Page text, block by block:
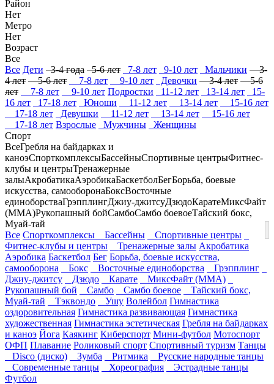
Район
Нет
Метро
Нет
Возраст
Все
Все Дети 3-4 года 5-6 лет 7-8 лет 9-10 лет Мальчики 3-
4 лет 5-6 лет 7-8 лет 9-10 лет Девочки 3-4 лет 5-6
лет
7-8 лет 9-10 лет Подростки 11-12 лет 13-14 лет
15-
16 лет
17-18 лет Юноши 11-12 лет 13-14 лет
15-16 лет
17-18 лет
Девушки 11-12 лет 13-14 лет
15-16 лет
17-18 лет Взрослые Мужчины
Женщины
Спорт
ВсеГребля на байдарках и
каноэСпорткомплексыБассейныСпортивные центрыФитнес-
клубы и центрыТренажерные
залыАкробатикаАэробикаБаскетболБегБорьба, боевые
искусства, самооборонаБоксВосточные
единоборстваГрэпплингДжиу-джитсуДзюдоКаратеМиксФайт
(ММА)Рукопашный бойСамбоСамбо боевоеТайский бокс,
Муай-тай
Все Спорткомплексы Бассейны
Спортивные центры
Фитнес-клубы и центры
Тренажерные залы Акробатика
Аэробика Баскетбол Бег Борьба, боевые искусства,
самооборона
Бокс Восточные единоборства
Грэпплинг
Джиу-джитсу
Дзюдо Карате
МиксФайт (ММА)
Рукопашный бой
Самбо Самбо боевое
Тайский бокс,
Муай-тай
Тэквондо Ушу Волейбол Гимнастика
оздоровительная Гимнастика развивающая Гимнастика
художественная Гимнастика эстетическая Гребля на байдарках
и каноэ Йога Каякинг Киберспорт Мини-футбол Мотоспорт
ОФП Плавание Роликовый спорт Спортивный туризм Танцы
Disco (диско)
Зумба Ритмика
Русские народные танцы
Современные танцы
Хореография
Эстрадные танцы
Футбол